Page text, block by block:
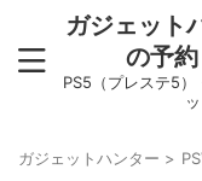
ガジェット
の予
PS5（プレステ5）
ガジェットハンター >